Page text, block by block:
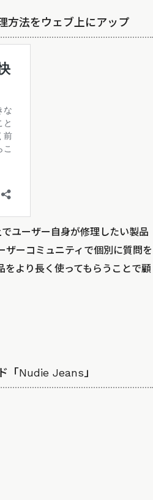
方法をウェブ上にアップ
ユーザー自身が修理したい製品
ーコミュニティで個別に質問を
より長く使ってもらうことで顧
「Nudie Jeans」